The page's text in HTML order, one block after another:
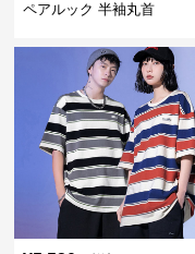
ペアルック 半袖丸首